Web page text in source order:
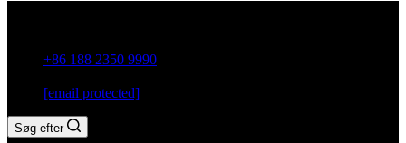
+86 188 2350 9990
[email protected]
Søg efter